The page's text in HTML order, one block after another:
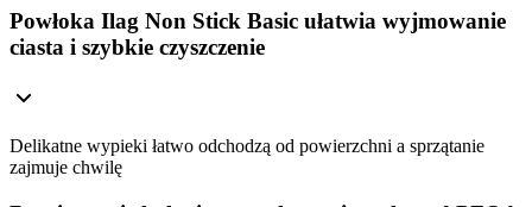
Powłoka Ilag Non Stick Basic ułatwia wyjmowanie
ciasta i szybkie czyszczenie
Delikatne wypieki łatwo odchodzą od powierzchni a sprzątanie
zajmuje chwilę